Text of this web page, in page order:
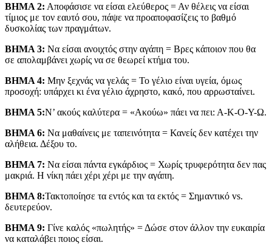
ΒΗΜΑ 2: Αποφάσισε να είσαι ελεύθερος = Αν θέλεις να είσαι
τίμιος με τον εαυτό σου, πάψε να προαποφασίζεις το βαθμό
δυσκολίας των πραγμάτων.
ΒΗΜΑ 3: Να είσαι ανοιχτός στην αγάπη = Βρες κάποιον που θα
σε απολαμβάνει χωρίς να σε θεωρεί κτήμα του.
ΒΗΜΑ 4: Μην ξεχνάς να γελάς = Το γέλιο είναι υγεία, όμως
προσοχή: υπάρχει κι ένα γέλιο άχρηστο, κακό, που αρρωσταίνει.
ΒΗΜΑ 5:Ν’ ακούς καλύτερα = «Ακούω» πάει να πει: Α-Κ-Ο-Υ-Ω.
ΒΗΜΑ 6: Να μαθαίνεις με ταπεινότητα = Κανείς δεν κατέχει την
αλήθεια. Δέξου το.
ΒΗΜΑ 7: Να είσαι πάντα εγκάρδιος = Χωρίς τρυφερότητα δεν πας
μακριά. Η νίκη πάει χέρι χέρι με την αγάπη.
ΒΗΜΑ 8:Τακτοποίησε τα εντός και τα εκτός = Σημαντικό vs.
δευτερεύον.
ΒΗΜΑ 9: Γίνε καλός «πωλητής» = Δώσε στον άλλον την ευκαιρία
να καταλάβει ποιος είσαι.